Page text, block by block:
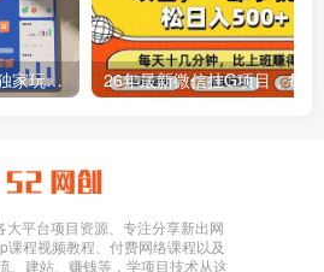
拼多多特训营高阶班，独家玩法赋能，突破运营天花板（更新26年1月）
大平台项目资源、专注分享新出网
课程视频教程、付费网络课程以及
、建站、赚钱等，学项目技术从这